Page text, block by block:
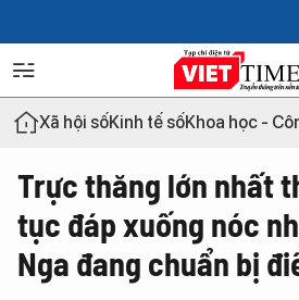
Xã hội sốKinh tế sốKhoa học -
Trực thăng lớn nhất
tục đáp xuống nóc
Nga đang chuẩn bị